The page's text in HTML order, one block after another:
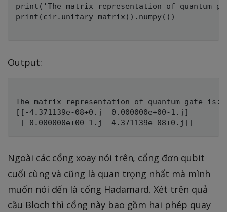
print('The matrix representation of quantum
print(cir.unitary_matrix().numpy())
Output:
The matrix representation of quantum gate is:
[[-4.371139e-08+0.j  0.000000e+00-1.j]
Ngoài các cổng xoay nói trên, cổng đơn qubit
cuối cùng và cũng là quan trọng nhất mà mình
muốn nói đến là cổng Hadamard. Xét trên quả
cầu Bloch thì cổng này bao gồm hai phép quay